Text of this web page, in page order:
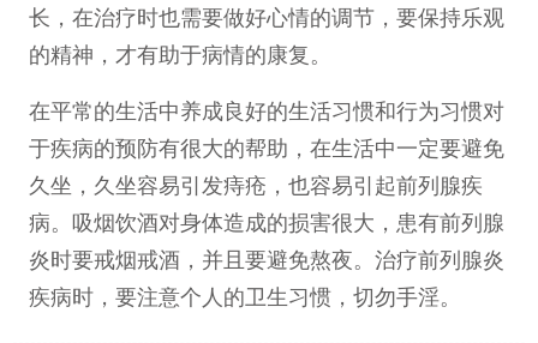
长，在治疗时也需要做好心情的调节，要保持乐观
的精神，才有助于病情的康复。
在平常的生活中养成良好的生活习惯和行为习惯对
于疾病的预防有很大的帮助，在生活中一定要避免
久坐，久坐容易引发痔疮，也容易引起前列腺疾
病。吸烟饮酒对身体造成的损害很大，患有前列腺
炎时要戒烟戒酒，并且要避免熬夜。治疗前列腺炎
疾病时，要注意个人的卫生习惯，切勿手淫。